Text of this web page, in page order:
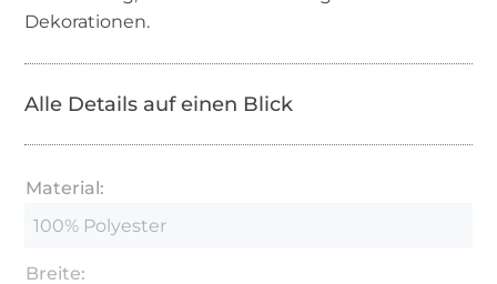
Dekorationen.
Alle Details auf einen Blick
Material:
100% Polyester
Breite: